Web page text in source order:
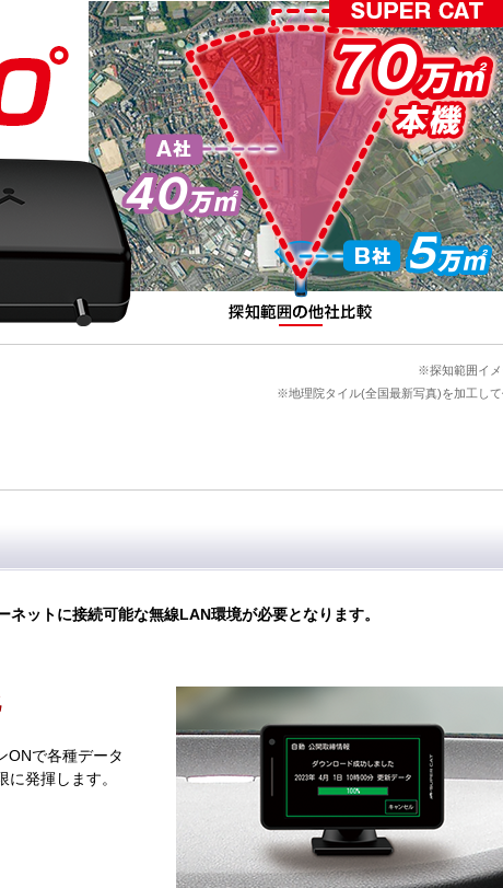
※探知範囲イメ
※地理院タイル(全国最新写真)を加工し
ットに接続可能な無線LAN環境が必要となります。
ONで各種データ
発揮します。